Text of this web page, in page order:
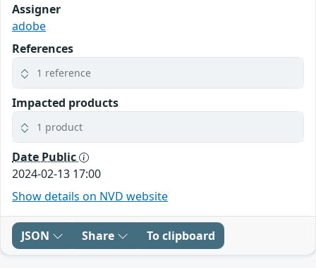
Assigner
adobe
References
1 reference
Impacted products
1 product
Date Public
2024-02-13 17:00
Show details on NVD website
JSON Share To clipboard